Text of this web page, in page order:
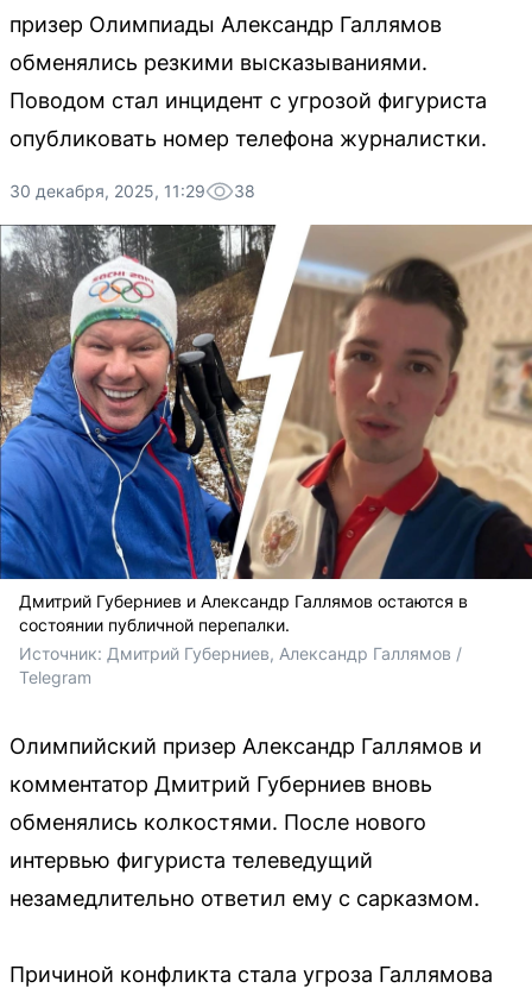
призер Олимпиады Александр Галлямов
обменялись резкими высказываниями.
Поводом стал инцидент с угрозой фигуриста
опубликовать номер телефона журналистки.
30 декабря, 2025, 11:29 38
Дмитрий Губерниев и Александр Галлямов остаются в
состоянии публичной перепалки.
Источник: Дмитрий Губерниев, Александр Галлямов /
Telegram
Олимпийский призер Александр Галлямов и
комментатор Дмитрий Губерниев вновь
обменялись колкостями. После нового
интервью фигуриста телеведущий
незамедлительно ответил ему с сарказмом.
Причиной конфликта стала угроза Галлямова